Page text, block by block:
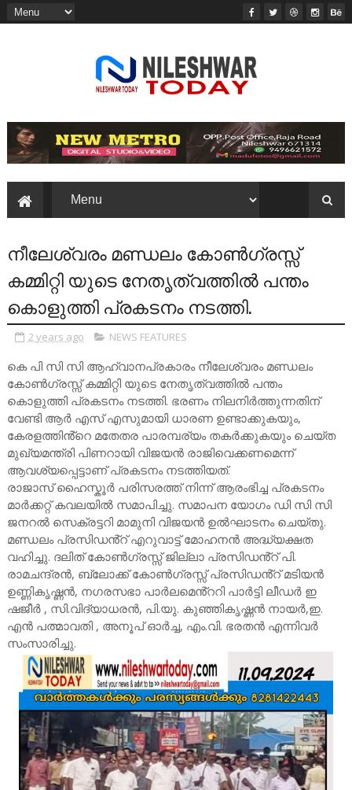
നീലേശ്വരം മണ്ഡലം കോൺഗ്രസ്സ്
കമ്മിറ്റി യുടെ നേതൃത്വത്തിൽ പന്തം
കൊളുത്തി പ്രകടനം നടത്തി.
2 years ago NEWS FEATURES
കെ പി സി സി ആഹ്വാനപ്രകാരം നീലേശ്വരം മണ്ഡലം
കോൺഗ്രസ്സ് കമ്മിറ്റി യുടെ നേതൃത്വത്തിൽ പന്തം
കൊളുത്തി പ്രകടനം നടത്തി. ഭരണം നിലനിർത്തുന്നതിന്
വേണ്ടി ആർ എസ് എസുമായി ധാരണ ഉണ്ടാക്കുകയും,
കേരളത്തിൻ്റെ മതേതര പാരമ്പര്യം തകർക്കുകയും ചെയ്ത
മുഖ്യമന്ത്രി പിണറായി വിജയൻ രാജിവെക്കണമെന്ന്
ആവശ്യപ്പെട്ടാണ് പ്രകടനം നടത്തിയത്.
രാജാസ് ഹൈസ്കൂർ പരിസരത്ത് നിന്ന് ആരംഭിച്ച പ്രകടനം
മാർക്കറ്റ് കവലയിൽ സമാപിച്ചു. സമാപന യോഗം ഡി സി സി
ജനറൽ സെക്രട്ടറി മാമുനി വിജയൻ ഉൽഘാടനം ചെയ്തു.
മണ്ഡലം പ്രസിഡൻ്റ് എറുവാട്ട് മോഹനൻ അദ്ധ്യക്ഷത
വഹിച്ചു. ദലിത് കോൺഗ്രസ്സ് ജില്ലാ പ്രസിഡൻ്റ് പി.
രാമചന്ദ്രൻ, ബ്ലോക്ക് കോൺഗ്രസ്സ് പ്രസിഡൻ്റ് മടിയൻ
ഉണ്ണികൃഷ്ണൻ, നഗരസഭാ പാർലമെൻ്ററി പാർട്ടി ലീഡർ ഇ
ഷജീർ , സി.വിദ്യാധരൻ, പി.യു. കുഞ്ഞികൃഷ്ണൻ നായർ,ഇ.
എൻ പത്മാവതി , അനൂപ് ഓർച്ച, എം.വി. ഭരതൻ എന്നിവർ
സംസാരിച്ചു.